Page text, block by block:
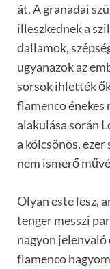
át. A granadai
illeszkednek a
dallamok,
ugyanazok az
sorsok ihlették
flamenco
alakulása során
a kölcsönös,
nem ismerő
Olyan este lesz,
tenger messzi
nagyon jelenvaló
flamenco